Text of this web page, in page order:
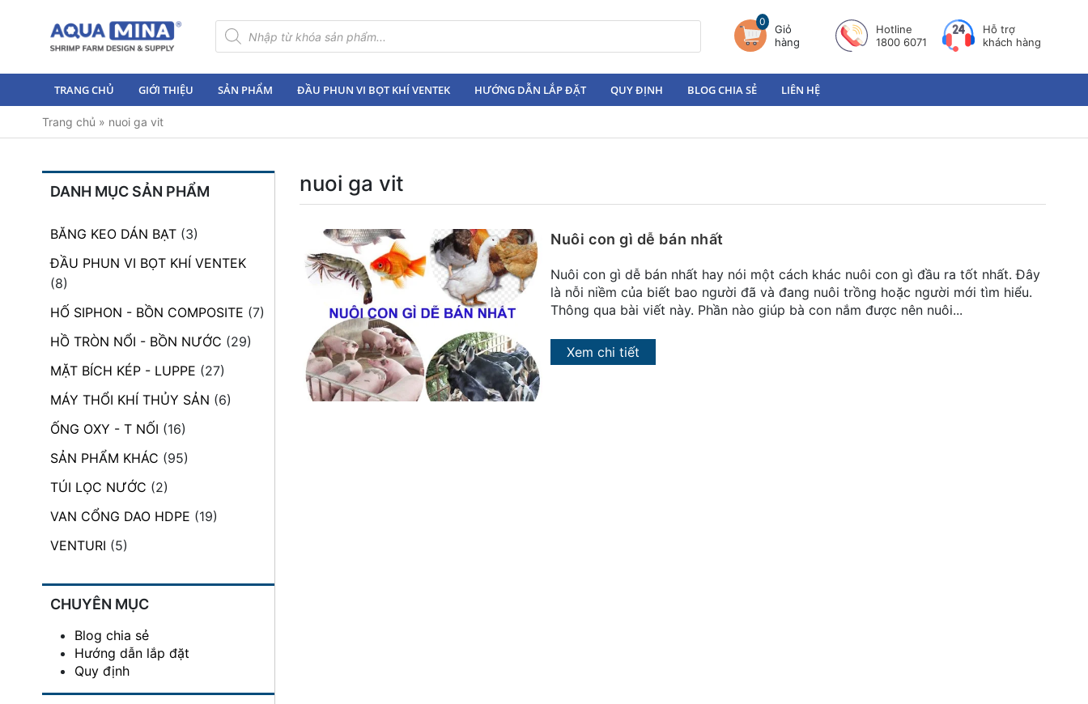
Tìm
kiếm
sản
0
Giỏ
hàng
Hotline
1800 6071
Hỗ trợ
khách hàng
TRANG CHỦ GIỚI THIỆU SẢN PHẨM ĐẦU PHUN VI BỌT KHÍ VENTEK HƯỚNG DẪN LẮP ĐẶT QUY ĐỊNH BLOG CHIA SẺ LIÊN HỆ
Trang chủ » nuoi ga vit
DANH MỤC SẢN PHẨM
BĂNG KEO DÁN BẠT (3)
ĐẦU PHUN VI BỌT KHÍ VENTEK
(8)
HỐ SIPHON - BỒN COMPOSITE (7)
HỒ TRÒN NỔI - BỒN NƯỚC (29)
MẶT BÍCH KÉP - LUPPE (27)
MÁY THỔI KHÍ THỦY SẢN (6)
ỐNG OXY - T NỐI (16)
SẢN PHẨM KHÁC (95)
TÚI LỌC NƯỚC (2)
VAN CỔNG DAO HDPE (19)
VENTURI (5)
CHUYÊN MỤC
Blog chia sẻ
Hướng dẫn lắp đặt
Quy định
nuoi ga vit
Nuôi con gì dễ bán nhất
Nuôi con gì dễ bán nhất hay nói một cách khác nuôi con gì đầu ra tốt nhất. Đây
là nỗi niềm của biết bao người đã và đang nuôi trồng hoặc người mới tìm hiểu.
Thông qua bài viết này. Phần nào giúp bà con nắm được nên nuôi...
Xem chi tiết